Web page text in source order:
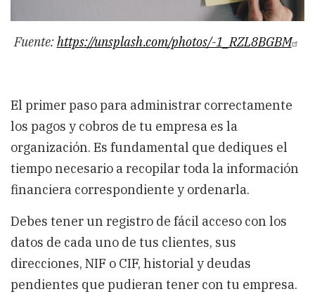
Fuente:https://unsplash.com/photos/-1_RZL8BGBM
El primer paso para administrar correctamente
los pagos y cobros de tu empresa es la
organización. Es fundamental que dediques el
tiempo necesario a recopilar toda la información
financiera correspondiente y ordenarla.
Debes tener un registro de fácil acceso con los
datos de cada uno de tus clientes, sus
direcciones, NIF o CIF, historial y deudas
pendientes que pudieran tener con tu empresa.